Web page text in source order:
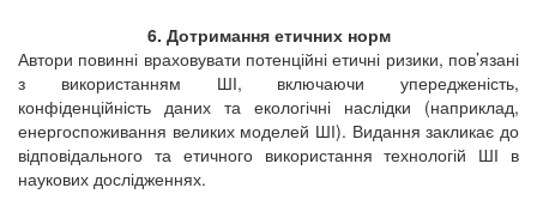
6. Дотримання етичних норм
Автори повинні враховувати потенційні етичні ризики, пов’язані
з використанням ШІ, включаючи упередженість,
конфіденційність даних та екологічні наслідки (наприклад,
енергоспоживання великих моделей ШІ). Видання закликає до
відповідального та етичного використання технологій ШІ в
наукових дослідженнях.